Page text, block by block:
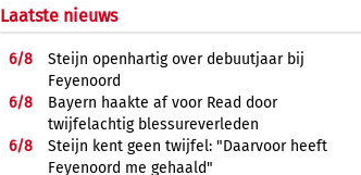
Laatste nieuws
6/8
Steijn openhartig over debuutjaar bij
Feyenoord
6/8
Bayern haakte af voor Read door
twijfelachtig blessureverleden
6/8
Steijn kent geen twijfel: "Daarvoor heeft
Feyenoord me gehaald"